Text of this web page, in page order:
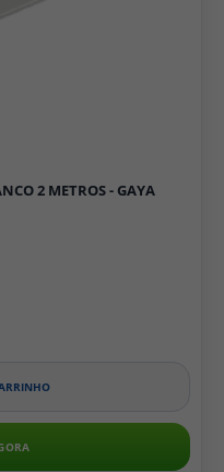
2 METROS - GAYA